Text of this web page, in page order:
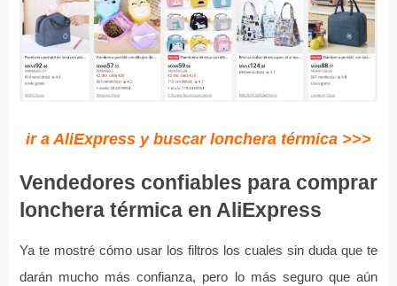
ir a AliExpress y buscar lonchera térmica >>>
Vendedores confiables para comprar
lonchera térmica en AliExpress
Ya te mostré cómo usar los filtros los cuales sin duda que te
darán mucho más confianza, pero lo más seguro que aún